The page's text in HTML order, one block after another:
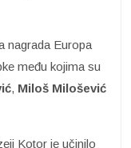
nagrada Europa
među kojima su
, Miloš Milošević
Kotor je učinilo